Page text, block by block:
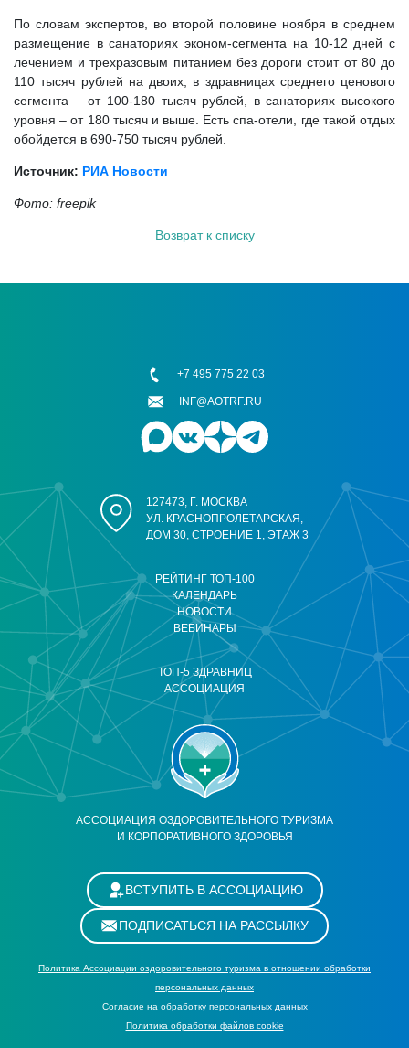
По словам экспертов, во второй половине ноября в среднем
размещение в санаториях эконом-сегмента на 10-12 дней с
лечением и трехразовым питанием без дороги стоит от 80 до
110 тысяч рублей на двоих, в здравницах среднего ценового
сегмента – от 100-180 тысяч рублей, в санаториях высокого
уровня – от 180 тысяч и выше. Есть спа-отели, где такой отдых
обойдется в 690-750 тысяч рублей.
Источник: РИА Новости
Фото: freepik
Возврат к списку
АССОЦИАЦИЯ ОЗДОРОВИТЕЛЬНОГО ТУРИЗМА
И КОРПОРАТИВНОГО ЗДОРОВЬЯ
РЕЙТИНГ ТОП-100
КАЛЕНДАРЬ
НОВОСТИ
ВЕБИНАРЫ
ТОП-5 ЗДРАВНИЦ
АССОЦИАЦИЯ
127473, Г. МОСКВА
УЛ. КРАСНОПРОЛЕТАРСКАЯ,
ДОМ 30, СТРОЕНИЕ 1, ЭТАЖ 3
+7 495 775 22 03
INF@AOTRF.RU
ВСТУПИТЬ В АССОЦИАЦИЮ
ПОДПИСАТЬСЯ НА РАССЫЛКУ
Политика Ассоциации оздоровительного туризма в отношении обработки
персональных данных
Cогласие на обработку персональных данных
Политика обработки файлов cookie